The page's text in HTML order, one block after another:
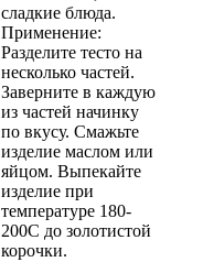
сладкие блюда.
Применение:
Разделите тесто на
несколько частей.
Заверните в каждую
из частей начинку
по вкусу. Смажьте
изделие маслом или
яйцом. Выпекайте
изделие при
температуре 180-
200C до золотистой
корочки.